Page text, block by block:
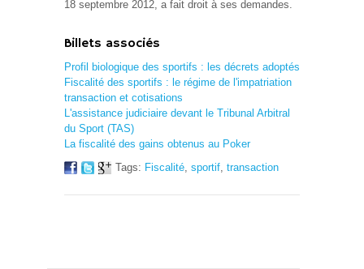
18 septembre 2012, a fait droit à ses demandes.
Billets associés
Profil biologique des sportifs : les décrets adoptés
Fiscalité des sportifs : le régime de l'impatriation
transaction et cotisations
L'assistance judiciaire devant le Tribunal Arbitral
du Sport (TAS)
La fiscalité des gains obtenus au Poker
Tags: Fiscalité, sportif, transaction